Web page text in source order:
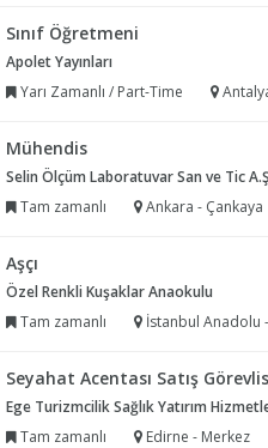
Sınıf Öğretmeni
Apolet Yayınları
Yarı Zamanlı / Part-Time
Mühendis
Selin Ölçüm Laboratuvar San ve Tic
Tam zamanlı
Ankara - Çankaya
Aşçı
Özel Renkli Kuşaklar Anaokulu
Tam zamanlı
İstanbul Anadolu
Seyahat Acentası Satış
Ege Turizmcilik Sağlık Yatırım
Tam zamanlı
Edirne - Merkez